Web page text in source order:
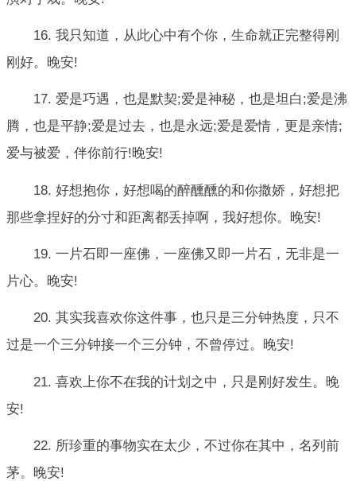
16. 我只知道，从此心中有个你，生命就正完整得刚
刚好。晚安!
17. 爱是巧遇，也是默契;爱是神秘，也是坦白;爱是沸
腾，也是平静;爱是过去，也是永远;爱是爱情，更是亲情;
爱与被爱，伴你前行!晚安!
18. 好想抱你，好想喝的醉醺醺的和你撒娇，好想把
那些拿捏好的分寸和距离都丢掉啊，我好想你。晚安!
19. 一片石即一座佛，一座佛又即一片石，无非是一
片心。晚安!
20. 其实我喜欢你这件事，也只是三分钟热度，只不
过是一个三分钟接一个三分钟，不曾停过。晚安!
21. 喜欢上你不在我的计划之中，只是刚好发生。晚
安!
22. 所珍重的事物实在太少，不过你在其中，名列前
茅。晚安!